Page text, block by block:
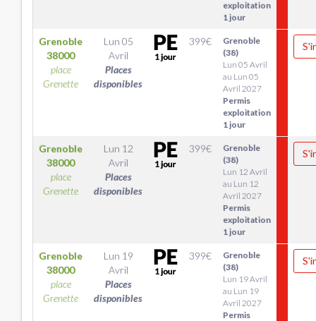
exploitation
1 jour
Grenoble
38000
place
Grenette
Lun 05
Avril
Places
disponibles
399€
Grenoble
(38)
Lun 05 Avril
au Lun 05
Avril 2027
Permis
exploitation
1 jour
Grenoble
38000
place
Grenette
Lun 12
Avril
Places
disponibles
399€
Grenoble
(38)
Lun 12 Avril
au Lun 12
Avril 2027
Permis
exploitation
1 jour
Grenoble
38000
place
Grenette
Lun 19
Avril
Places
disponibles
399€
Grenoble
(38)
Lun 19 Avril
au Lun 19
Avril 2027
Permis